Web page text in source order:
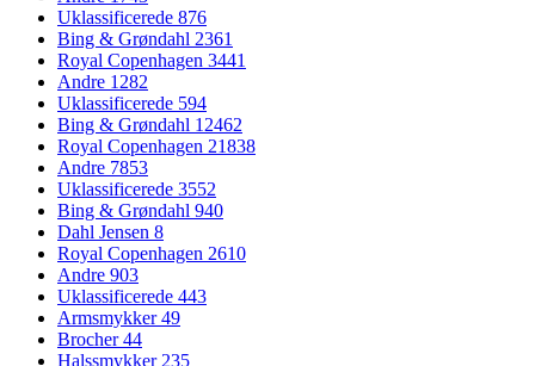
Uklassificerede 876
Bing & Grøndahl 2361
Royal Copenhagen 3441
Andre 1282
Uklassificerede 594
Bing & Grøndahl 12462
Royal Copenhagen 21838
Andre 7853
Uklassificerede 3552
Bing & Grøndahl 940
Dahl Jensen 8
Royal Copenhagen 2610
Andre 903
Uklassificerede 443
Armsmykker49
Brocher44
Halssmykker 235